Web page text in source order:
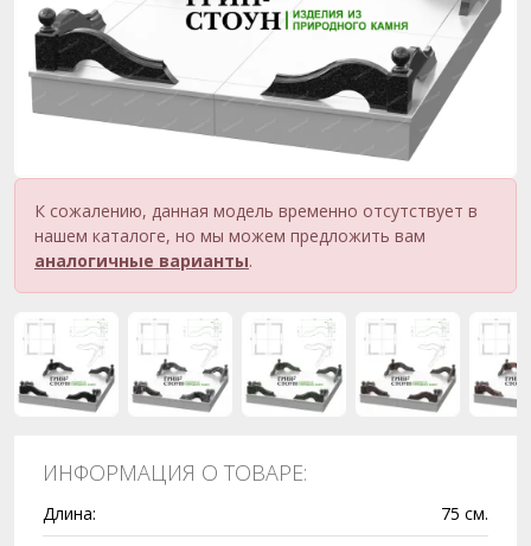
К сожалению, данная модель временно отсутствует в
нашем каталоге, но мы можем предложить вам
аналогичные варианты.
ИНФОРМАЦИЯ О ТОВАРЕ:
Длина:
75 см.